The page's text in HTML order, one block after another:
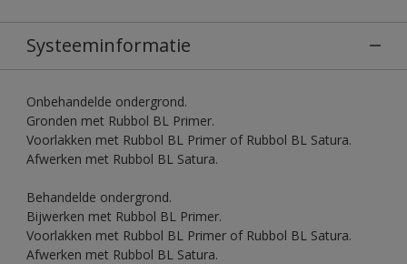
Systeeminformatie
Onbehandelde ondergrond.
Gronden met Rubbol BL Primer.
Voorlakken met Rubbol BL Primer of Rubbol BL Satura.
Afwerken met Rubbol BL Satura.
Behandelde ondergrond.
Bijwerken met Rubbol BL Primer.
Voorlakken met Rubbol BL Primer of Rubbol BL Satura.
Afwerken met Rubbol BL Satura.